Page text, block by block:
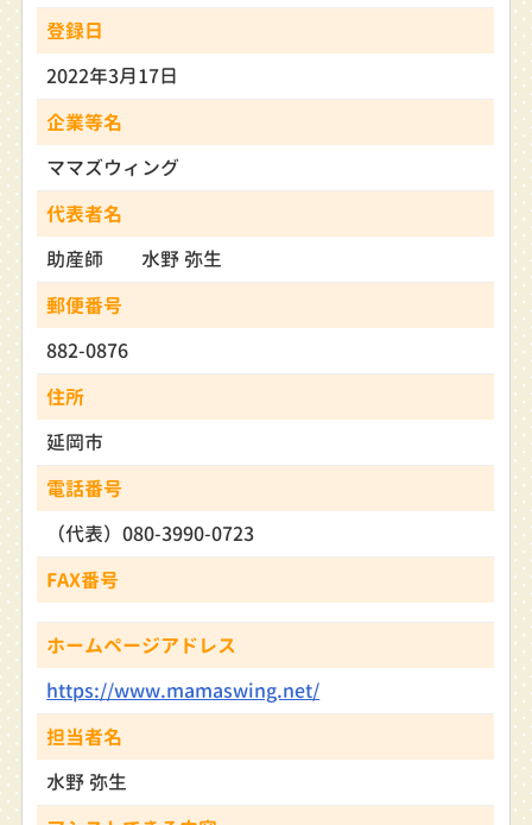
登録日
2022年3月17日
企業等名
ママズウィング
代表者名
助産師 水野 弥生
郵便番号
882-0876
住所
延岡市
電話番号
（代表）080-3990-0723
FAX番号
ホームページアドレス
https://www.mamaswing.net/
担当者名
水野 弥生